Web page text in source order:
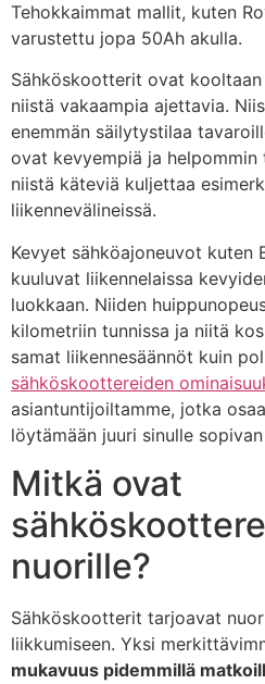
Tehokkaimmat mallit, kuten
varustettu jopa 50Ah akulla.
Sähköskootterit ovat
niistä vakaampia ajettavia.
enemmän säilytystilaa
ovat kevyempiä ja
niistä käteviä kuljettaa
liikennevälineissä.
Kevyet sähköajoneuvot kuten
kuuluvat liikennelaissa
luokkaan. Niiden
kilometriin tunnissa ja niitä
samat liikennesäännöt kuin
sähköskoottereiden
asiantuntijoiltamme, jotka
löytämään juuri sinulle
Mitkä ovat
nuorille?
Sähköskootterit tarjoavat
liikkumiseen. Yksi
mukavuus pidemmillä